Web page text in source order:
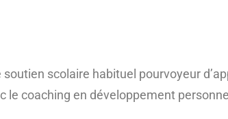
scolaire habituel pourvoyeur
le coaching en développement